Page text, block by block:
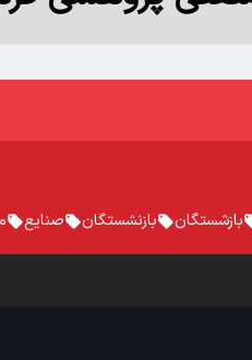
بازشستگان بازنشستگان صنایع